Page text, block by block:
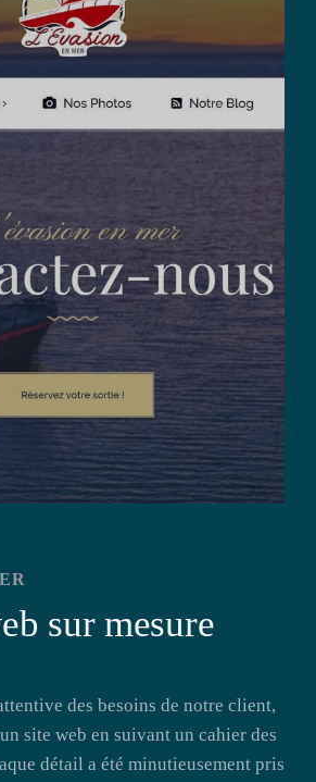
sur mesure
des besoins de notre client,
site web en suivant un cahier des
détail a été minutieusement pris